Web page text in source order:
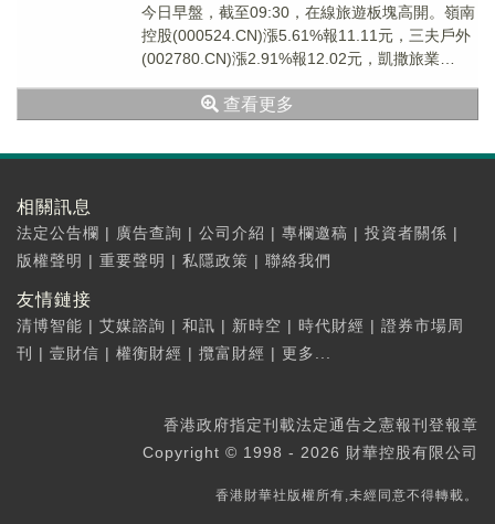
今日早盤，截至09:30，在線旅遊板塊高開。嶺南
控股(000524.CN)漲5.61%報11.11元，三夫戶外
(002780.CN)漲2.91%報12.02元，凱撒旅業
查看更多
相關訊息
法定公告欄 | 廣告查詢 | 公司介紹 | 專欄邀稿 | 投資者關係 |
版權聲明 | 重要聲明 | 私隱政策 | 聯絡我們
友情鏈接
清博智能 | 艾媒諮詢 | 和訊 | 新時空 | 時代財經 | 證券市場周
刊
| 壹財信 | 權衡財經 | 攬富財經 | 更多...
香港政府指定刊載法定通告之憲報刊登報章
Copyright © 1998 - 2026 財華控股有限公司
香港財華社版權所有,未經同意不得轉載。